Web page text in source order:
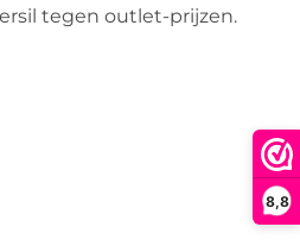
8,8
tegen outlet-prijzen.